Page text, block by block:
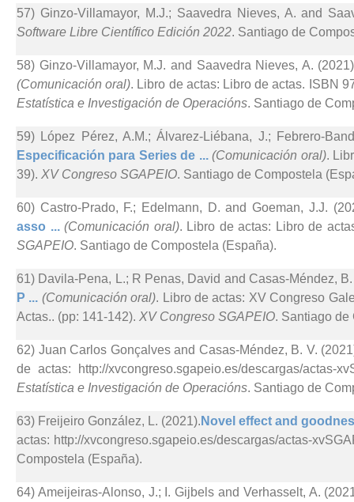
57) Ginzo-Villamayor, M.J.; Saavedra Nieves, A. and
Software Libre Científico Edición 2022. Santiago de
58) Ginzo-Villamayor, M.J. and Saavedra Nieves, A.
(Comunicación oral). Libro de actas: Libro de actas. ISBN
Estatística e Investigación de Operacións. Santiago de
59) López Pérez, A.M.; Álvarez-Liébana, J.; Febrero-
Especificación para Series de ...(Comunicación oral).
39). XV Congreso SGAPEIO. Santiago de Compostela
60) Castro-Prado, F.; Edelmann, D. and Goeman, J.J.
asso ...(Comunicación oral). Libro de actas: Libro de
SGAPEIO. Santiago de Compostela (España).
61) Davila-Pena, L.; R Penas, David and Casas-Méndez,
P ... (Comunicación oral). Libro de actas: XV Congreso
Actas.. (pp: 141-142). XV Congreso SGAPEIO. Santiago de
62) Juan Carlos Gonçalves and Casas-Méndez, B. V.
de actas: http://xvcongreso.sgapeio.es/descargas/actas-
Estatística e Investigación de Operacións. Santiago de
63) Freijeiro González, L. (2021). Novel effect and
actas: http://xvcongreso.sgapeio.es/descargas/actas-
Compostela (España).
64) Ameijeiras-Alonso, J.; I. Gijbels and Verhasselt, A.